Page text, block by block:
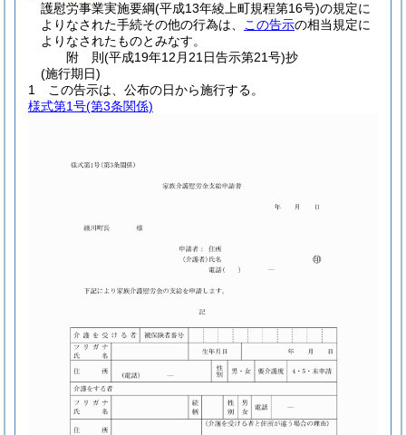
護慰労事業実施要綱(平成13年綾上町規程第16号)の規定に
よりなされた手続その他の行為は、
この告示の相当規定に
よりなされたものとみなす。
附 則(平成19年12月21日告示第21号)抄
(施行期日)
1
この告示は、公布の日から施行する。
様式第1号(第3条関係)